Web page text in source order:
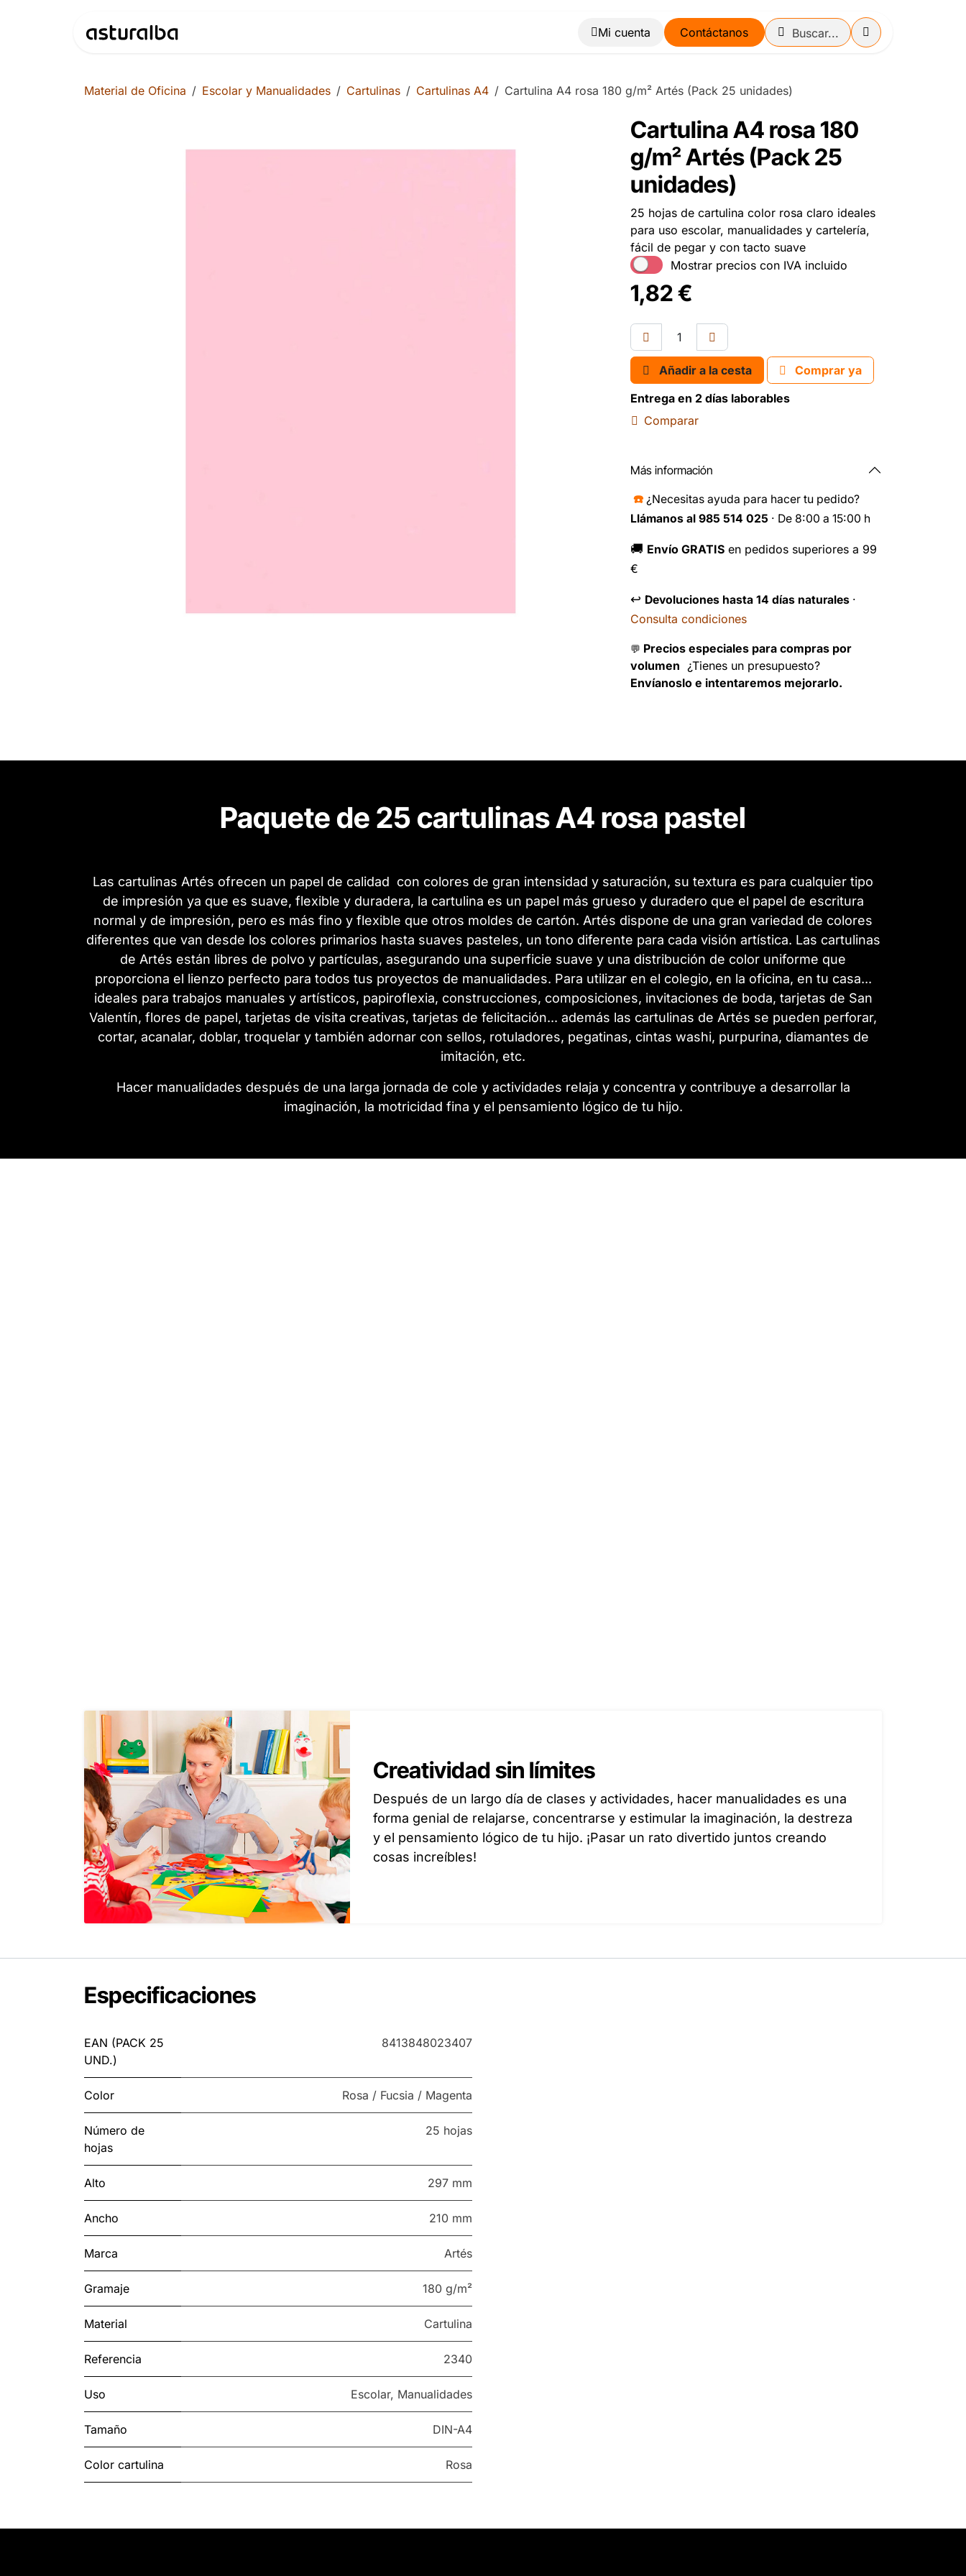
Blog Contáctanos
Material de Oficina Escolar y Manualidades Cartulinas Cartulinas A4 Cartulina A4 rosa 180 g/m² Artés (Pack 25 unidades)
Cartulina A4 rosa 180
g/m² Artés (Pack 25
unidades)
25 hojas de cartulina color rosa claro ideales
para uso escolar, manualidades y cartelería,
fácil de pegar y con tacto suave
Mostrar precios con IVA incluido
1,82€
Añadir a la cesta
Comprar ya
Entrega en 2 días laborables
Comparar
Más información
☎️ ¿Necesitas ayuda para hacer tu pedido?
Llámanos al 985 514 025 · De 8:00 a 15:00 h
🚚 Envío GRATIS en pedidos superiores a 99
€
↩️ Devoluciones hasta 14 días naturales ·
Consulta condiciones
💬 Precios especiales para compras por
volumen ¿Tienes un presupuesto?
Envíanoslo e intentaremos mejorarlo.
Paquete de 25 cartulinas A4 rosa pastel
Las cartulinas Artés ofrecen un papel de calidad con colores de gran intensidad y saturación, su textura es para cualquier tipo
de impresión ya que es suave, flexible y duradera, la cartulina es un papel más grueso y duradero que el papel de escritura
normal y de impresión, pero es más fino y flexible que otros moldes de cartón. Artés dispone de una gran variedad de colores
diferentes que van desde los colores primarios hasta suaves pasteles, un tono diferente para cada visión artística. Las cartulinas
de Artés están libres de polvo y partículas, asegurando una superficie suave y una distribución de color uniforme que
proporciona el lienzo perfecto para todos tus proyectos de manualidades. Para utilizar en el colegio, en la oficina, en tu casa...
ideales para trabajos manuales y artísticos, papiroflexia, construcciones, composiciones, invitaciones de boda, tarjetas de San
Valentín, flores de papel, tarjetas de visita creativas, tarjetas de felicitación... además las cartulinas de Artés se pueden perforar,
cortar, acanalar, doblar, troquelar y también adornar con sellos, rotuladores, pegatinas, cintas washi, purpurina, diamantes de
imitación, etc.
Hacer manualidades después de una larga jornada de cole y actividades relaja y concentra y contribuye a desarrollar la
imaginación, la motricidad fina y el pensamiento lógico de tu hijo.
Creatividad sin límites
Después de un largo día de clases y actividades, hacer manualidades es una
forma genial de relajarse, concentrarse y estimular la imaginación, la destreza
y el pensamiento lógico de tu hijo. ¡Pasar un rato divertido juntos creando
cosas increíbles!
Especificaciones
EAN (PACK 25
UND.)
8413848023407
Color Rosa / Fucsia / Magenta
Número de
hojas
25 hojas
Alto 297 mm
Ancho 210 mm
Marca Artés
Gramaje 180 g/m²
Material Cartulina
Referencia 2340
Uso Escolar, Manualidades
Tamaño DIN-A4
Color cartulina Rosa